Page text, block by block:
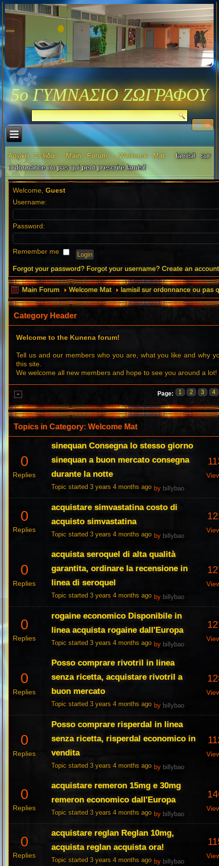
5ο ΓΥΜΝΑΣΙΟ ΖΩΓΡΑΦΟΥ
Αρχική Σελίδα Main Forum Welcome Mat
lamisil sur
ordonnance ou pas qui peut prescrire lamisil
Welcome,Guest
Username:
Password:
Remember me
Forgot your password? Forgot your username? Create an account
Main Forum Welcome Mat lamisil sur ordonnance ou pas
Category Header
Welcome to the Kunena forum!
Tell us and our members who you are, what you like and why
this site.
We welcome all new members and hope to see you around a lot!
Page: 1 2 3 4
Topics in Category: Welcome Mat
0
Replies
sinequan Consegna lo stesso giorno
sinequan a buon mercato consegna
durante la notte
Topic started 3 years 4 months ago by billybao
0
Replies
acquistare simvastatina costo di
acquisto simvastatina
Topic started 3 years 4 months ago by billybao
0
Replies
acquista seroquel di alta qualità
garantita, ordinare la recensione in
linea di seroquel
Topic started 3 years 4 months ago by billybao
0
Replies
rogaine economico Disponibile in
linea acquista rogaine dall'Europa
Topic started 3 years 4 months ago by billybao
0
Replies
Posso comprare rivotril in linea
senza ricetta, acquistare rivotril a
buon mercato
Topic started 3 years 4 months ago by billybao
0
Replies
Posso comprare risperdal in linea
senza ricetta, risperdal economico in
vendita
Topic started 3 years 4 months ago by billybao
0
Replies
acquistare remeron 15mg e 30mg
remeron economico dall'Europa
Topic started 3 years 4 months ago by billybao
0
Replies
acquistare reglan Reglan 10mg,
acquista reglan acquista ora!
Topic started 3 years 4 months ago by billybao